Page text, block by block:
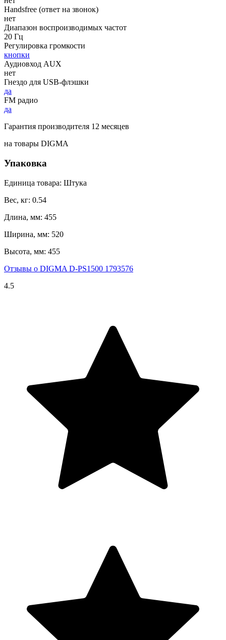
Handsfree (ответ на звонок)
нет
Диапазон воспроизводимых частот
20 Гц
Регулировка громкости
кнопки
Аудиовход AUX
нет
Гнездо для USB-флэшки
да
FM радио
да
Гарантия производителя 12 месяцев
на товары DIGMA
Упаковка
Единица товара: Штука
Вес, кг: 0.54
Длина, мм: 455
Ширина, мм: 520
Высота, мм: 455
Отзывы о DIGMA D-PS1500 1793576
4.5